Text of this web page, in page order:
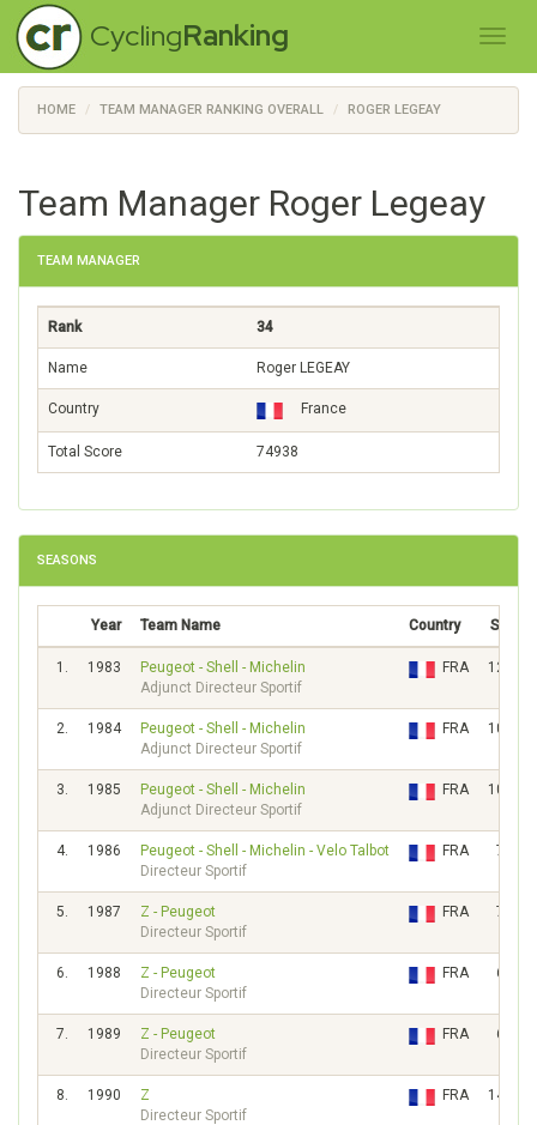
CyclingRanking
HOME TEAM MANAGER RANKING OVERALL ROGER LEGEAY
Team Manager Roger Legeay
TEAM MANAGER
Rank 34
Name Roger LEGEAY
Country France
Total Score 74938
SEASONS
Year Team Name Country Score
1. 1983
Peugeot - Shell - Michelin
Adjunct Directeur Sportif
FRA 12369
2. 1984
Peugeot - Shell - Michelin
Adjunct Directeur Sportif
FRA 10997
3. 1985
Peugeot - Shell - Michelin
Adjunct Directeur Sportif
FRA 10339
4. 1986
Peugeot - Shell - Michelin - Velo Talbot
Directeur Sportif
FRA 7992
5. 1987
Z - Peugeot
Directeur Sportif
FRA 7642
6. 1988
Z - Peugeot
Directeur Sportif
FRA 6223
7. 1989
Z - Peugeot
Directeur Sportif
FRA 6705
8. 1990
Z
Directeur Sportif
FRA 14347